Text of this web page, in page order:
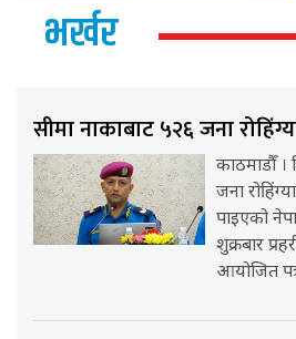
भर्खर
सीमा नाकाबाट ५२६ जना
काठमाडौँ ।
जना
पाइएको
शुक्रबार
आयोजित